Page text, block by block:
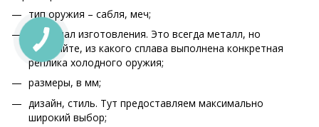
тип оружия – сабля, меч;
материал изготовления. Это всегда металл, но
уточняйте, из какого сплава выполнена конкретная
реплика холодного оружия;
размеры, в мм;
дизайн, стиль. Тут предоставляем максимально
широкий выбор;